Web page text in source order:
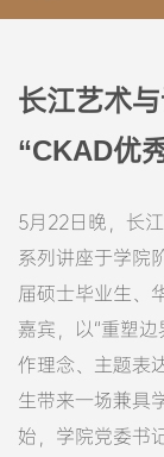
长江艺术
“CKAD优
5月22日晚，长
系列讲座于学院
届硕士毕业生、
嘉宾，以“重塑
作理念、主题表
生带来一场兼具
始，学院党委书